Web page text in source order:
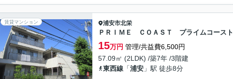
賃貸マンション 浦安市北栄
ＰＲＩＭＥ ＣＯＡＳＴ プライムコースト
15万円 管理/共益費6,500円
57.09㎡ (2LDK) /築7年 /3階建
東西線 「浦安 」駅 徒歩8分